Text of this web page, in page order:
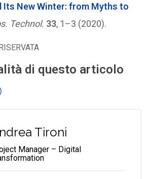
Its New Winter: from Myths to
Technol. 33, 1–3 (2020).
di questo articolo
Tironi
Manager – Digital